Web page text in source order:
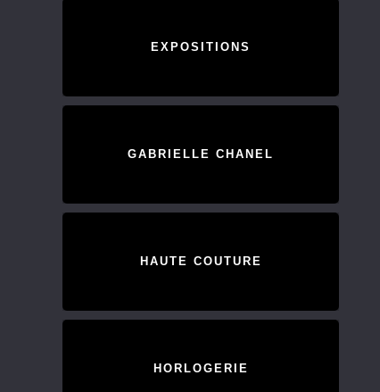
EXPOSITIONS
GABRIELLE CHANEL
HAUTE COUTURE
HORLOGERIE